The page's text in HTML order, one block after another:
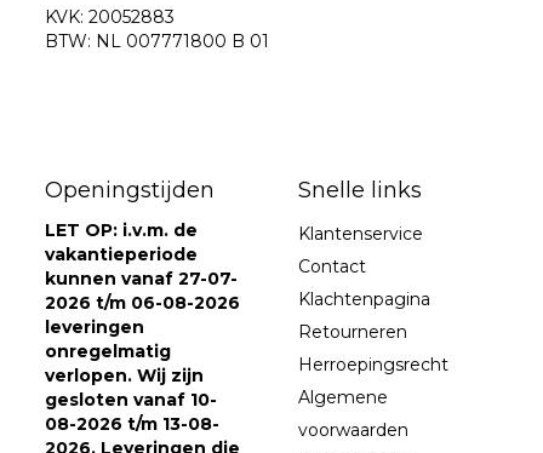
KVK: 20052883
BTW: NL 007771800 B 01
Openingstijden
LET OP: i.v.m. de
vakantieperiode
kunnen vanaf 27-07-
2026 t/m 06-08-2026
leveringen
onregelmatig
verlopen. Wij zijn
gesloten vanaf 10-
08-2026 t/m 13-08-
2026. Leveringen die
Snelle links
Klantenservice
Contact
Klachtenpagina
Retourneren
Herroepingsrecht
Algemene
voorwaarden